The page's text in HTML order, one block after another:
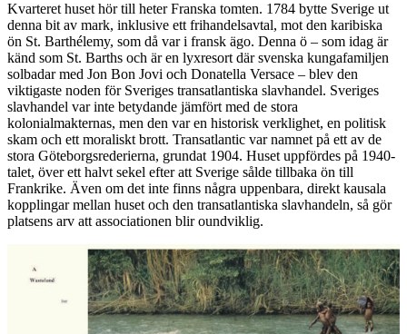
Kvarteret huset hör till heter Franska tomten. 1784 bytte Sverige ut
denna bit av mark, inklusive ett frihandelsavtal, mot den karibiska
ön St. Barthélemy, som då var i fransk ägo. Denna ö – som idag är
känd som St. Barths och är en lyxresort där svenska kungafamiljen
solbadar med Jon Bon Jovi och Donatella Versace – blev den
viktigaste noden för Sveriges transatlantiska slavhandel. Sveriges
slavhandel var inte betydande jämfört med de stora
kolonialmakternas, men den var en historisk verklighet, en politisk
skam och ett moraliskt brott. Transatlantic var namnet på ett av de
stora Göteborgsrederierna, grundat 1904. Huset uppfördes på 1940-
talet, över ett halvt sekel efter att Sverige sålde tillbaka ön till
Frankrike. Även om det inte finns några uppenbara, direkt kausala
kopplingar mellan huset och den transatlantiska slavhandeln, så gör
platsens arv att associationen blir oundviklig.